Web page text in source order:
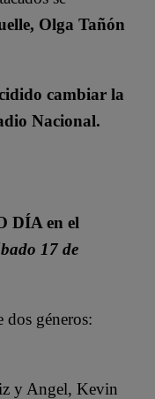
Olga Tañón
cambiar la
Nacional.
DÍA en el
17 de
dos géneros:
y Angel, Kevin